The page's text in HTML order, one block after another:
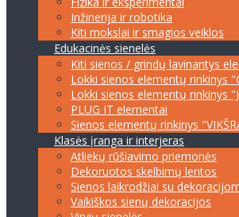
Inžinerija ir robotika
Kiti mokslai ir smagios veiklos
Edukacinės sienelės
Kiti sienos / grindų lavinantys
Lokki sienos elementų rinkinys
Lokki sienos elementų rinkinys
PLUG IT elementai
Sienos elementų rinkinys
Klasės įranga ir interjeras
Atliekų rūšiavimo priemonės
Dekoruotos skelbimų lentos
Sienos laikrodžiai su
Vaikiškos sienų dekoracijos